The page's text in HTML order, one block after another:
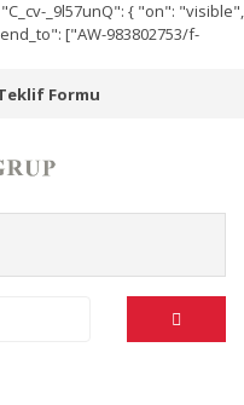
"C_cv-_9l57unQ": { "on": "visible",
["AW-983802753/f-
Formu